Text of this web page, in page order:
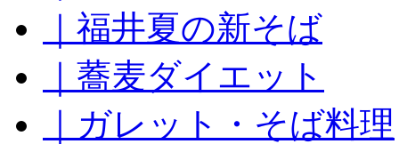
プ
｜福井夏の新そば
｜蕎麦ダイエット
｜ガレット・そば料理